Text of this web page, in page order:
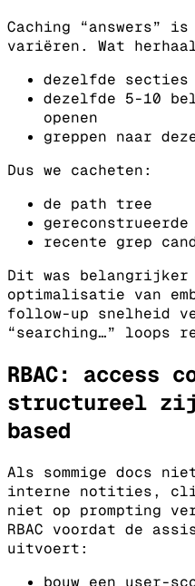
Caching “answers” is
variëren.
Wat
dezelfde
dezelfde 5-10
openen
greppen naar
Dus we cacheten:
de path tree
recente grep
Dit was belangrijker
optimalisatie van
follow-up snelheid
“searching…” loops
RBAC: access
structureel
based
Als sommige docs
interne notities,
niet op prompting
RBAC voordat de
uitvoert:
bouw een user-